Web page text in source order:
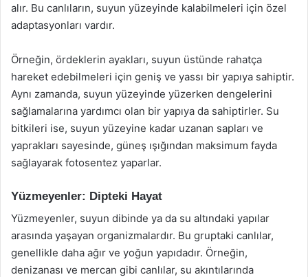
alır. Bu canlıların, suyun yüzeyinde kalabilmeleri için özel
adaptasyonları vardır.
Örneğin, ördeklerin ayakları, suyun üstünde rahatça
hareket edebilmeleri için geniş ve yassı bir yapıya sahiptir.
Aynı zamanda, suyun yüzeyinde yüzerken dengelerini
sağlamalarına yardımcı olan bir yapıya da sahiptirler. Su
bitkileri ise, suyun yüzeyine kadar uzanan sapları ve
yaprakları sayesinde, güneş ışığından maksimum fayda
sağlayarak fotosentez yaparlar.
Yüzmeyenler: Dipteki Hayat
Yüzmeyenler, suyun dibinde ya da su altındaki yapılar
arasında yaşayan organizmalardır. Bu gruptaki canlılar,
genellikle daha ağır ve yoğun yapıdadır. Örneğin,
denizanası ve mercan gibi canlılar, su akıntılarında